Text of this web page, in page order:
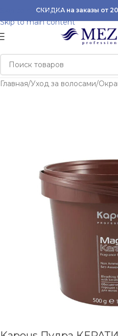
Skip to navigation
Skip to main content
СКИДКА на заказы от
Главная/Уход за волосами/